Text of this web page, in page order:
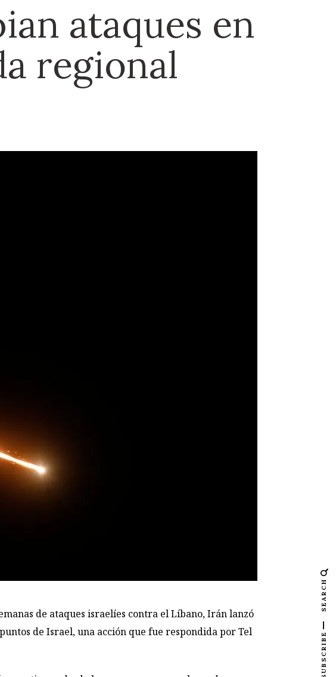
ataques en
regional
de ataques israelíes contra el Líbano, Irán lanzó
de Israel, una acción que fue respondida por Tel
SEARCH
SUBSCRIBE